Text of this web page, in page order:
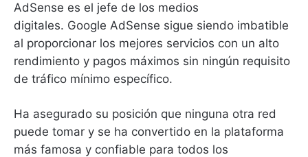
AdSense es el jefe de los medios
digitales. Google AdSense sigue siendo imbatible
al proporcionar los mejores servicios con un alto
rendimiento y pagos máximos sin ningún requisito
de tráfico mínimo específico.
Ha asegurado su posición que ninguna otra red
puede tomar y se ha convertido en la plataforma
más famosa y confiable para todos los